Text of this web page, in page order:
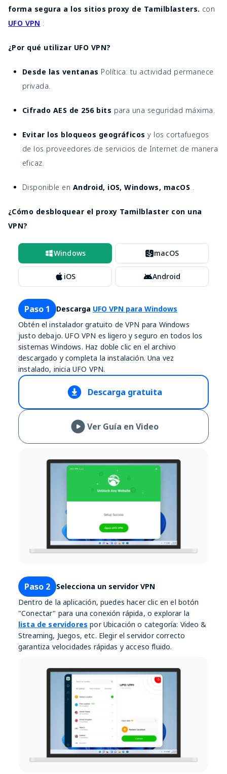
forma segura a los sitios proxy de Tamilblasters. con
UFO VPN :
¿Por qué utilizar UFO VPN?
Desde las ventanas Política: tu actividad permanece
privada.
Cifrado AES de 256 bits para una seguridad máxima.
Evitar los bloqueos geográficosy los cortafuegos
de los proveedores de servicios de Internet de manera
eficaz.
Disponible en Android, iOS, Windows, macOS
¿Cómo desbloquear el proxy Tamilblaster con una
VPN?
Windows macOS
iOS Android
Paso 1 Descarga UFO VPN para Windows
Obtén el instalador gratuito de VPN para Windows
justo debajo. UFO VPN es ligero y seguro en todos los
sistemas Windows. Haz doble clic en el archivo
descargado y completa la instalación. Una vez
instalado, inicia UFO VPN.
Descarga gratuita
Ver Guía en Video
Paso 2
Selecciona un servidor VPN
Dentro de la aplicación, puedes hacer clic en el botón
"Conectar" para una conexión rápida, o explorar la
lista de servidores por Ubicación o categoría: Video &
Streaming, Juegos, etc. Elegir el servidor correcto
garantiza velocidades rápidas y acceso fluido.